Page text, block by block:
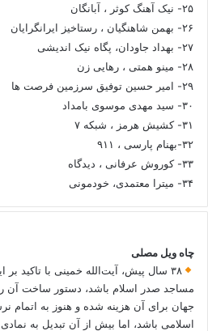
۲۵- نیک آهنگ کوثر ، آبانگان
۲۶- بهمن شاهنگیان ، رستاخیز ایرانگرایان
۲۷- بهداد جاودان، پگاه نیک اندیشی
۲۸- مینو همتی ، رهایی زن
۲۹- امیر حسین توفیق سرزمین فرصت ها
۳۰- سید مهدی موسوی بامداد
۳۱- کشیش هرمز ، شبکه ۷
۳۲-بهنام پارسی ، ۹۱۱
۳۳- کوروش عرفانی ، دیدگاه
۳۴- میترا معتمدی، خودمونی
چاه ویل مصلی
۳۸ سال پیش، آیت‌الله خمینی با تاکید
مساجد صدر اسلام باشد، دستور ساخت آن
جهان برای آن هزینه شده و هنوز به اتمام
اسلامی باشد، اما بیش از آن تبدیل به